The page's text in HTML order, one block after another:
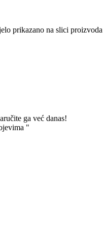
prikazano na slici
ga već danas!
"